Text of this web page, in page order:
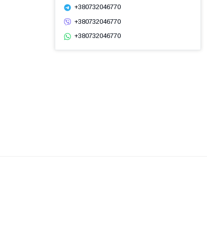
+380732046770
+380732046770
+380732046770